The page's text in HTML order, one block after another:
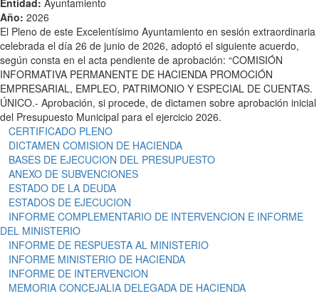
Entidad: Ayuntamiento
Año: 2026
El Pleno de este Excelentísimo Ayuntamiento en sesión extraordinaria
celebrada el día 26 de junio de 2026, adoptó el siguiente acuerdo,
según consta en el acta pendiente de aprobación: “COMISIÓN
INFORMATIVA PERMANENTE DE HACIENDA PROMOCIÓN
EMPRESARIAL, EMPLEO, PATRIMONIO Y ESPECIAL DE CUENTAS.
ÚNICO.- Aprobación, si procede, de dictamen sobre aprobación inicial
del Presupuesto Municipal para el ejercicio 2026.
CERTIFICADO PLENO
DICTAMEN COMISION DE HACIENDA
BASES DE EJECUCION DEL PRESUPUESTO
ANEXO DE SUBVENCIONES
ESTADO DE LA DEUDA
ESTADOS DE EJECUCION
INFORME COMPLEMENTARIO DE INTERVENCION E INFORME
DEL MINISTERIO
INFORME DE RESPUESTA AL MINISTERIO
INFORME MINISTERIO DE HACIENDA
INFORME DE INTERVENCION
MEMORIA CONCEJALIA DELEGADA DE HACIENDA